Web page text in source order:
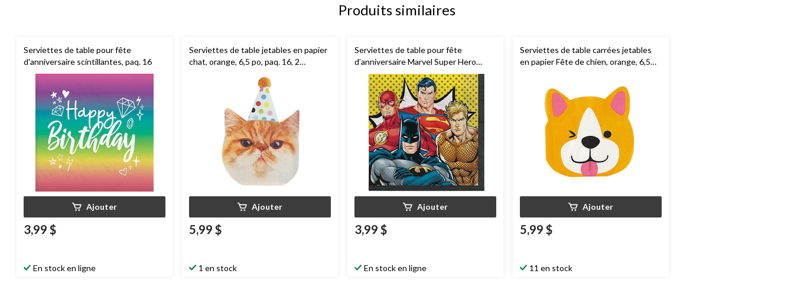
Produits similaires
Serviettes de table pour fête
d'anniversaire scintillantes, paq. 16
Ajouter
3,99 $
En stock en ligne
Serviettes de table jetables en papier
chat, orange, 6,5 po, paq. 16, 2
Ajouter
5,99 $
1 en stock
Serviettes de table pour fête
d’anniversaire Marvel Super Hero
Adventure, paq. 16
Ajouter
3,99 $
En stock en ligne
Serviettes de table carrées jetables
en papier Fête de chien, orange, 6,5
Ajouter
5,99 $
11 en stock